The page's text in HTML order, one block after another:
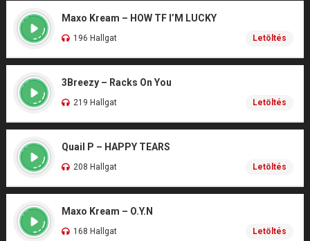
Maxo Kream – HOW TF I’M LUCKY
196 Hallgat Letöltés
3Breezy – Racks On You
219 Hallgat Letöltés
Quail P – HAPPY TEARS
208 Hallgat Letöltés
Maxo Kream – O.Y.N
168 Hallgat Letöltés